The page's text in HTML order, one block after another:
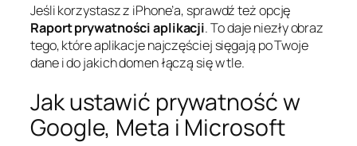
Jeśli korzystasz z iPhone’a, sprawdź też opcję
Raport prywatności aplikacji. To daje niezły obraz
tego, które aplikacje najczęściej sięgają po Twoje
dane i do jakich domen łączą się w tle.
Jak ustawić prywatność w
Google, Meta i Microsoft